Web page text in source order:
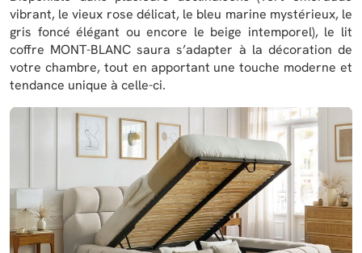
vibrant, le vieux rose délicat, le bleu marine mystérieux, le
gris foncé élégant ou encore le beige intemporel), le lit
coffre MONT-BLANC saura s’adapter à la décoration de
votre chambre, tout en apportant une touche moderne et
tendance unique à celle-ci.